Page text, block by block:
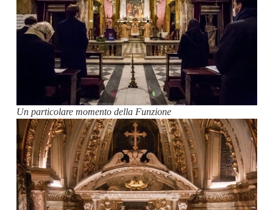
Un particolare momento della Funzione